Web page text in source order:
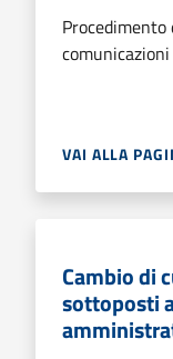
VAI ALLA
Cambio di
sottoposti